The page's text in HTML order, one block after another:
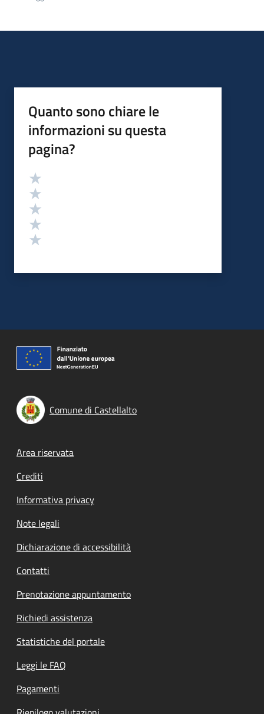
Quanto sono chiare le
informazioni su questa
pagina?
Valutazione
Comune di Castellalto
Footer menu
Area riservata
Crediti
Informativa privacy
Note legali
Dichiarazione di accessibilità
Contatti
Prenotazione appuntamento
Richiedi assistenza
Statistiche del portale
Leggi le FAQ
Pagamenti